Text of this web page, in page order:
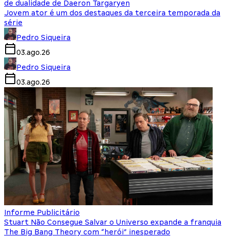
de dualidade de Daeron Targaryen
Jovem ator é um dos destaques da terceira temporada da
série
Pedro Siqueira
03.ago.26
Pedro Siqueira
03.ago.26
Informe Publicitário
Stuart Não Consegue Salvar o Universo expande a franquia
The Big Bang Theory com “herói” inesperado